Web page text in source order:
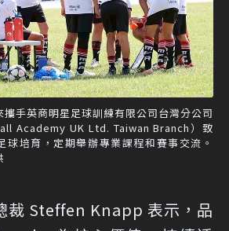
手英商明星足球訓練有限公司台灣分公司
Academy UK Ltd. Taiwan Branch）致
球培育，定期舉辦專業課程和賽事交流。
裁 Steffen Knapp 表示，品